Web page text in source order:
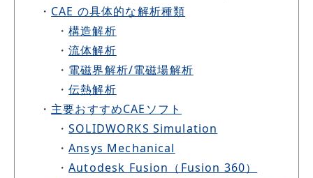
・ CAE の具体的な解析種類
・構造解析
・流体解析
・ 電磁界解析/電磁場解析
・伝熱解析
・ 主要おすすめCAEソフト
・SOLIDWORKS Simulation
・Ansys Mechanical
・Autodesk Fusion（Fusion 360）